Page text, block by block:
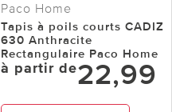
Paco Home
Tapis à poils courts CADIZ
630 Anthracite
Rectangulaire Paco Home
à partir de22,99